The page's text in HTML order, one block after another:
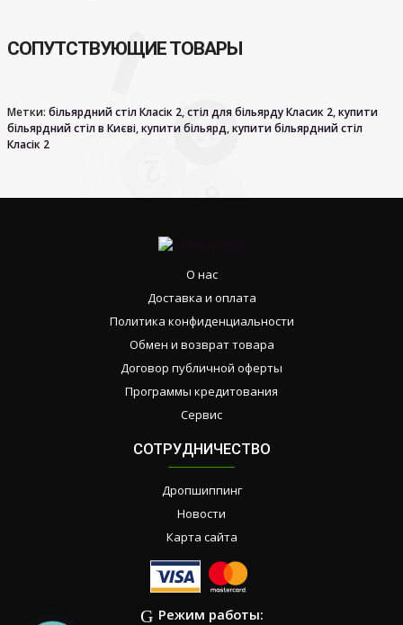
СОПУТСТВУЮЩИЕ ТОВАРЫ
Метки: більярдний стіл Класік 2,стіл для більярду Класик 2,купити
більярдний стіл в Києві,купити більярд,купити більярдний стіл
Класік 2
О нас
Доставка и оплата
Политика конфиденциальности
Обмен и возврат товара
Договор публичной оферты
Программы кредитования
Сервис
СОТРУДНИЧЕСТВО
Дропшиппинг
Новости
Карта сайта
Режим работы: